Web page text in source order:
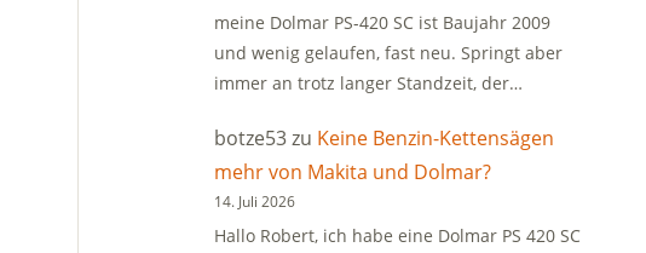
meine Dolmar PS-420 SC ist Baujahr 2009
und wenig gelaufen, fast neu. Springt aber
immer an trotz langer Standzeit, der…
botze53zu Keine Benzin-Kettensägen
mehr von Makita und Dolmar?
14. Juli 2026
Hallo Robert, ich habe eine Dolmar PS 420 SC